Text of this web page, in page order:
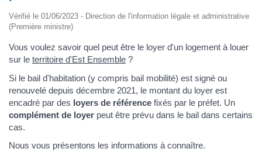
Vérifié le 01/06/2023 - Direction de l'information légale et administrative
(Première ministre)
Vous voulez savoir quel peut être le loyer d'un logement à louer
sur le territoire d'Est Ensemble ?
Si le bail d'habitation (y compris bail mobilité) est signé ou
renouvelé depuis décembre 2021, le montant du loyer est
encadré par des loyers de référence fixés par le préfet. Un
complément de loyer peut être prévu dans le bail dans certains
cas.
Nous vous présentons les informations à connaître.